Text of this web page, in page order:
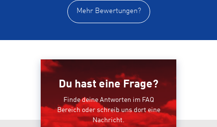
Mehr Bewertungen?
Du hast eine Frage?
Finde deine Antworten im FAQ
Bereich oder schreib uns dort eine
Nachricht.